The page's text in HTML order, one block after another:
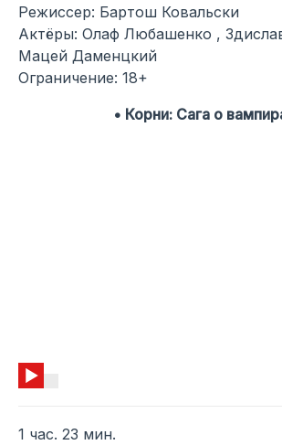
Режиссер: Бартош Ковальски
Актёры: Олаф Любашенко ,
Мацей Даменцкий
Ограничение: 18+
• Корни: Сага о
1 час. 23 мин.